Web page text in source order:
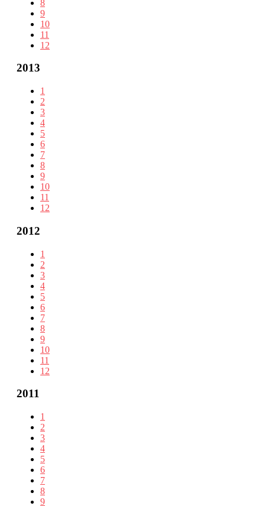
8
9
10
11
12
2013
1
2
3
4
5
6
7
8
9
10
11
12
2012
1
2
3
4
5
6
7
8
9
10
11
12
2011
1
2
3
4
5
6
7
8
9